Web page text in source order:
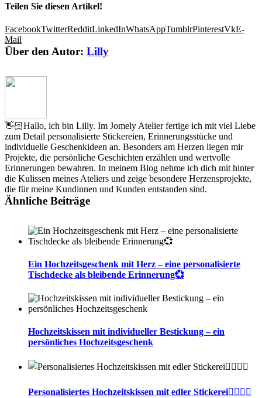
Teilen Sie diesen Artikel!
FacebookTwitterRedditLinkedInWhatsAppTumblrPinterestVkE-
Mail
Über den Autor: Lilly
👋🏻Hallo, ich bin Lilly. Im Jomely Atelier fertige ich mit viel Liebe
zum Detail personalisierte Stickereien, Erinnerungsstücke und
individuelle Geschenkideen an. Besonders am Herzen liegen mir
Projekte, die persönliche Geschichten erzählen und wertvolle
Erinnerungen bewahren. In meinem Blog nehme ich dich mit hinter
die Kulissen meines Ateliers und zeige besondere Herzensprojekte,
die für meine Kundinnen und Kunden entstanden sind.
Ähnliche Beiträge
Ein Hochzeitsgeschenk mit Herz – eine personalisierte
Tischdecke als bleibende Erinnerung💞
Hochzeitskissen mit individueller Bestickung – ein
persönliches Hochzeitsgeschenk
Personalisiertes Hochzeitskissen mit edler Stickerei🤵‍♂️👰‍♀️